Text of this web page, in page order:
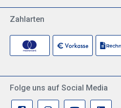
Zahlarten
Folge uns auf Social Media